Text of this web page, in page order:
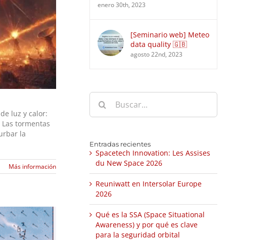
luz y calor:
tormentas
la
Más información
enero 30th, 2023
[Seminario web] Meteo
data quality 🇬🇧
agosto 22nd, 2023
Buscar:
Entradas recientes
Spacetech Innovation: Les Assises
du New Space 2026
Reuniwatt en Intersolar Europe
2026
Qué es la SSA (Space Situational
Awareness) y por qué es clave
para la seguridad orbital